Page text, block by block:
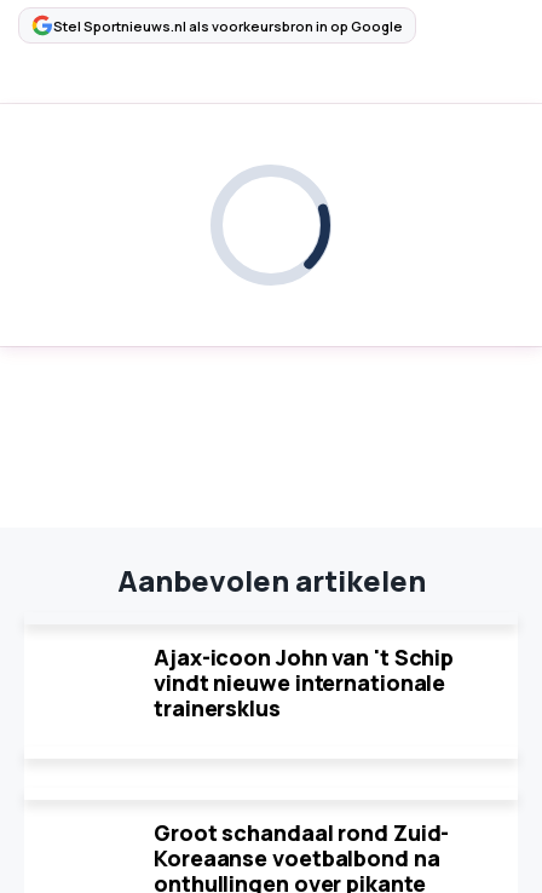
Stel Sportnieuws.nl als voorkeursbron in op Google
Aanbevolen artikelen
Ajax-icoon John van 't Schip
vindt nieuwe internationale
trainersklus
Groot schandaal rond Zuid-
Koreaanse voetbalbond na
onthullingen over pikante